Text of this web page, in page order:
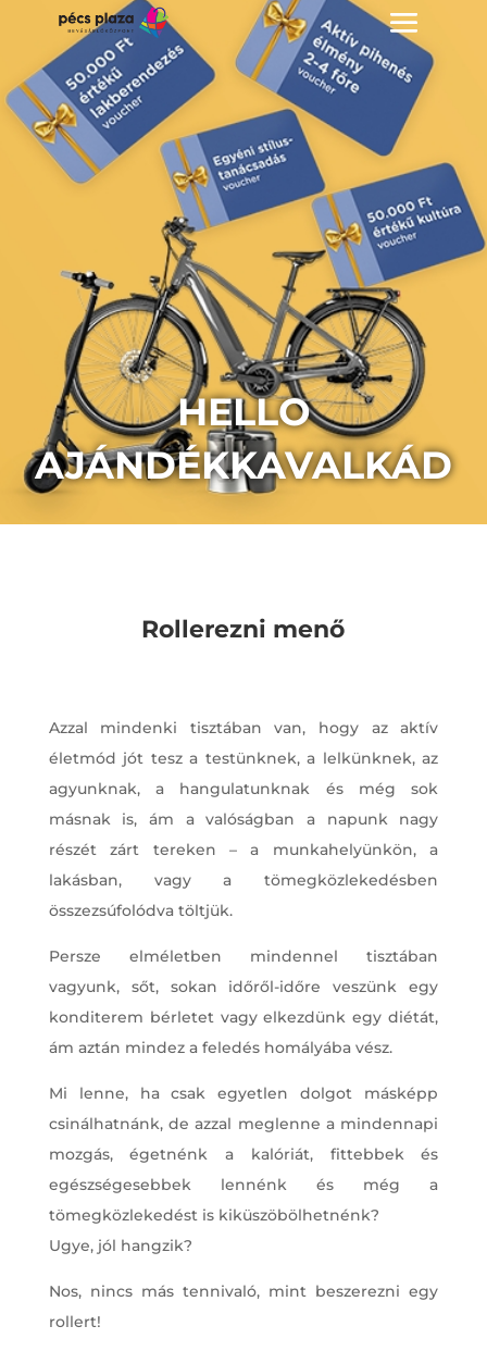
HELLO
AJÁNDÉKKAVALKÁD
Rollerezni menő
Azzal mindenki tisztában van, hogy az aktív
életmód jót tesz a testünknek, a lelkünknek, az
agyunknak, a hangulatunknak és még sok
másnak is, ám a valóságban a napunk nagy
részét zárt tereken – a munkahelyünkön, a
lakásban, vagy a tömegközlekedésben
összezsúfolódva töltjük.
Persze elméletben mindennel tisztában
vagyunk, sőt, sokan időről-időre veszünk egy
konditerem bérletet vagy elkezdünk egy diétát,
ám aztán mindez a feledés homályába vész.
Mi lenne, ha csak egyetlen dolgot másképp
csinálhatnánk, de azzal meglenne a mindennapi
mozgás, égetnénk a kalóriát, fittebbek és
egészségesebbek lennénk és még a
tömegközlekedést is kiküszöbölhetnénk?
Ugye, jól hangzik?
Nos, nincs más tennivaló, mint beszerezni egy
rollert!